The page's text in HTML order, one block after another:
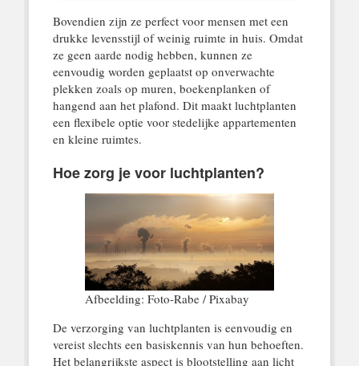
Bovendien zijn ze perfect voor mensen met een
drukke levensstijl of weinig ruimte in huis. Omdat
ze geen aarde nodig hebben, kunnen ze
eenvoudig worden geplaatst op onverwachte
plekken zoals op muren, boekenplanken of
hangend aan het plafond. Dit maakt luchtplanten
een flexibele optie voor stedelijke appartementen
en kleine ruimtes.
Hoe zorg je voor luchtplanten?
Afbeelding: Foto-Rabe / Pixabay
De verzorging van luchtplanten is eenvoudig en
vereist slechts een basiskennis van hun behoeften.
Het belangrijkste aspect is blootstelling aan licht